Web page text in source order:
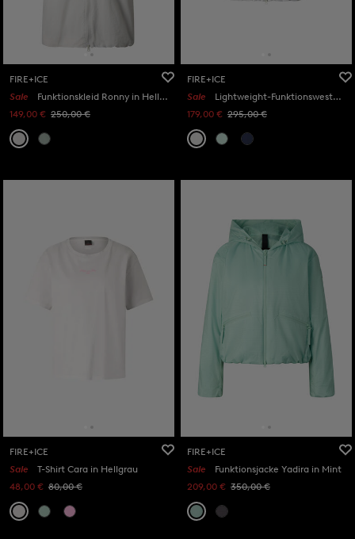
FIRE+ICE
Sale
Funktionskleid Ronny in Hellgrau
149,00 € 250,00 €
FIRE+ICE
Sale
Lightweight-Funktionsweste Kaila in Hellgrau
179,00 € 295,00 €
FIRE+ICE
Sale
T-Shirt Cara in Hellgrau
48,00 € 80,00 €
FIRE+ICE
Sale
Funktionsjacke Yadira in Mint
209,00 € 350,00 €